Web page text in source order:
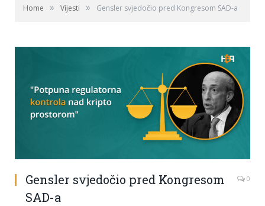
Home » Vijesti » Gensler svjedočio pred Kongresom SAD-a
Gensler svjedočio pred Kongresom
SAD-a
0